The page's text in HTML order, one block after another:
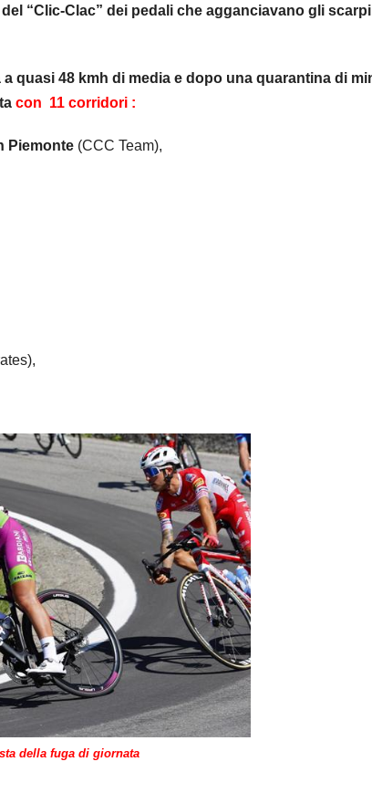
“Clic-Clac” dei pedali che agganciavano gli
quasi 48 kmh di media e dopo una quarantina di
con 11 corridori :
Piemonte (CCC Team),
della fuga di giornata